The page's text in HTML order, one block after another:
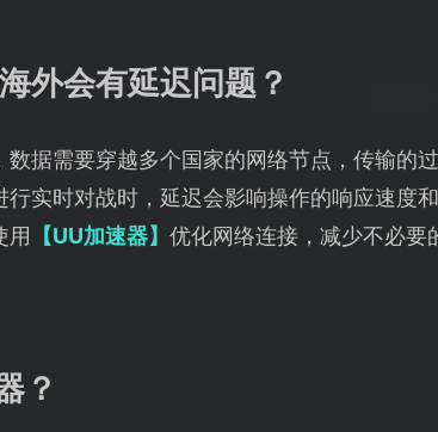
外会有延迟问题？
据需要穿越多个国家的网络节点，传输的
实时对战时，延迟会影响操作的响应速度
用
【UU加速器】 优化网络连接，减少不必要
？